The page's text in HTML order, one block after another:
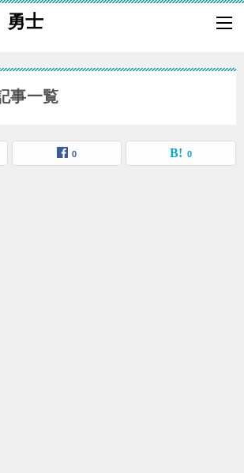
士
肴」になる料理を楽しく作り、家族や親族に友
事一覧
0 0